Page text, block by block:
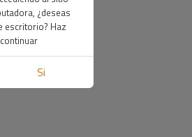
¿deseas
escritorio? Haz
Si